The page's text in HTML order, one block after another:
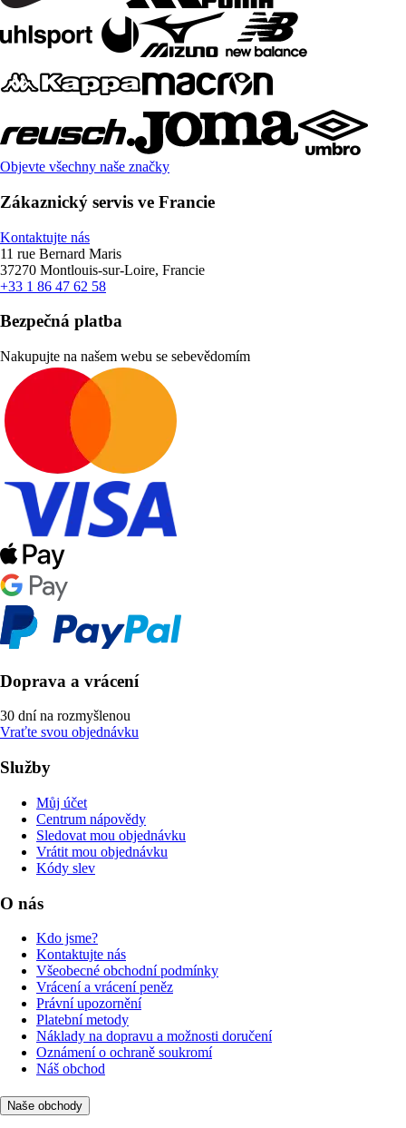
Objevte všechny naše značky
Zákaznický servis ve Francie
Kontaktujte nás
11 rue Bernard Maris
37270 Montlouis-sur-Loire, Francie
+33 1 86 47 62 58
Bezpečná platba
Nakupujte na našem webu se sebevědomím
Doprava a vrácení
30 dní na rozmyšlenou
Vraťte svou objednávku
Služby
Můj účet
Centrum nápovědy
Sledovat mou objednávku
Vrátit mou objednávku
Kódy slev
O nás
Kdo jsme?
Kontaktujte nás
Všeobecné obchodní podmínky
Vrácení a vrácení peněz
Právní upozornění
Platební metody
Náklady na dopravu a možnosti doručení
Oznámení o ochraně soukromí
Náš obchod
Naše obchody